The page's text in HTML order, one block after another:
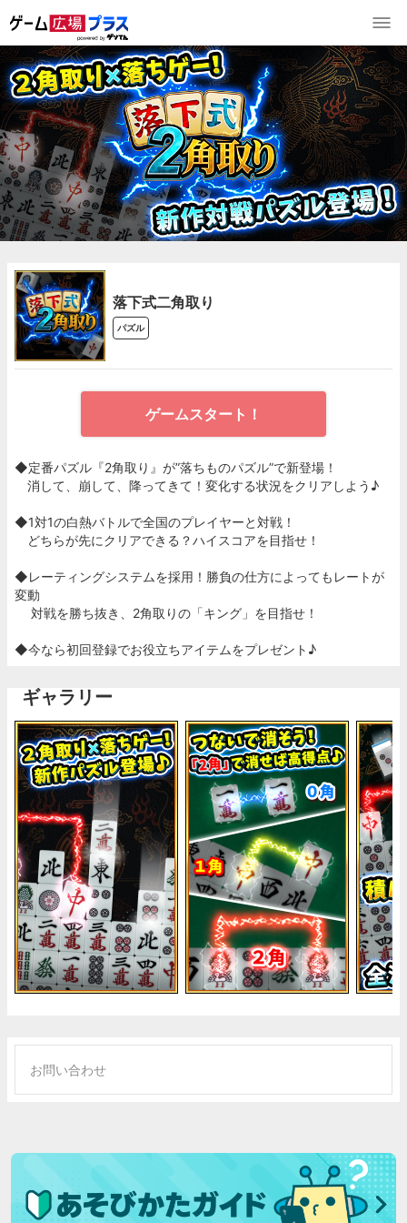
落下式二角取り
パズル
ゲームスタート！
◆定番パズル『2角取り』が”落ちものパズル”で新登場！
消して、崩して、降ってきて！変化する状況をクリアしよう♪
◆1対1の白熱バトルで全国のプレイヤーと対戦！
どちらが先にクリアできる？ハイスコアを目指せ！
◆レーティングシステムを採用！勝負の仕方によってもレートが
変動
対戦を勝ち抜き、2角取りの「キング」を目指せ！
◆今なら初回登録でお役立ちアイテムをプレゼント♪
ギャラリー
お問い合わせ